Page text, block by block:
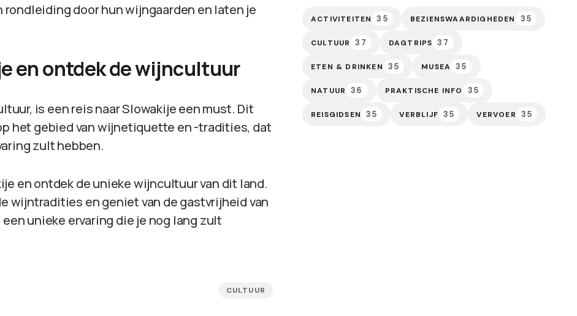
rondleiding door hun wijngaarden en laten je
en ontdek de wijncultuur
is een reis naar Slowakije een must. Dit
het gebied van wijnetiquette en -tradities, dat
zult hebben.
en ontdek de unieke wijncultuur van dit land.
wijntradities en geniet van de gastvrijheid van
unieke ervaring die je nog lang zult
CULTUUR
ACTIVITEITEN 35 BEZIENSWAARDIGHEDEN 35
CULTUUR 37 DAGTRIPS 37
ETEN & DRINKEN 35 MUSEA 35
NATUUR 36 PRAKTISCHE INFO 35
REISGIDSEN 35 VERBLIJF 35 VERVOER 35